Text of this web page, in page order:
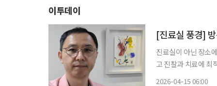
이투데이
[진료실 풍경]
진료실이 아닌 장소
고 진찰과 치료에 최
2026-04-15 06:00